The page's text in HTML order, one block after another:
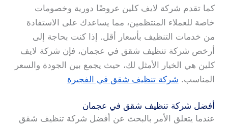
كما تقدم شركة لايف كلين عروضًا دورية وخصومات
خاصة للعملاء المنتظمين، مما يساعدك على الاستفادة
من خدمات التنظيف بأسعار أقل. إذا كنت بحاجة إلى
أرخص شركة تنظيف شقق في عجمان، فإن شركة لايف
كلين هي الخيار الأمثل لك، حيث يجمع بين الجودة والسعر
المناسب. شركة تنظيف شقق في الفجيرة
أفضل شركة تنظيف شقق في عجمان
عندما يتعلق الأمر بالبحث عن أفضل شركة تنظيف شقق